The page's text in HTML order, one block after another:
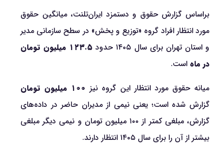
براساس گزارش حقوق و دستمزد ایران‌تلنت، میانگین حقوق
مورد انتظار افراد گروه «توزیع و پخش» در سطح سازمانی مدیر
و استان تهران برای سال ۱۴۰۵ حدود
۱۲۳.۵ میلیون تومان
در ماه است.
میانه حقوق مورد انتظار این گروه نیز ۱۰۰ میلیون تومان
گزارش شده است؛ یعنی نیمی از مدیران حاضر در داده‌های
گزارش، مبلغی کمتر از ۱۰۰ میلیون تومان و نیمی دیگر مبلغی
بیشتر از آن را برای سال ۱۴۰۵ انتظار دارند.